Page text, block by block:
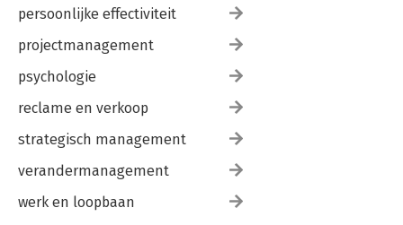
persoonlijke effectiviteit
projectmanagement
psychologie
reclame en verkoop
strategisch management
verandermanagement
werk en loopbaan